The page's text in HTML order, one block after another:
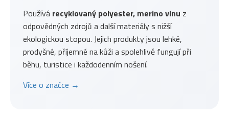
Používá recyklovaný polyester, merino vlnu z
odpovědných zdrojů a další materiály s nižší
ekologickou stopou. Jejich produkty jsou lehké,
prodyšné, příjemné na kůži a spolehlivě fungují při
běhu, turistice i každodenním nošení.
Více o značce →